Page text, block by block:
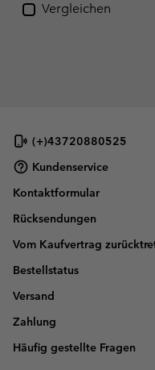
Vergleichen
(+)43720880525
Kundenservice
Kontaktformular
Rücksendungen
Vom Kaufvertrag
Bestellstatus
Versand
Zahlung
Häufig gestellte Fragen